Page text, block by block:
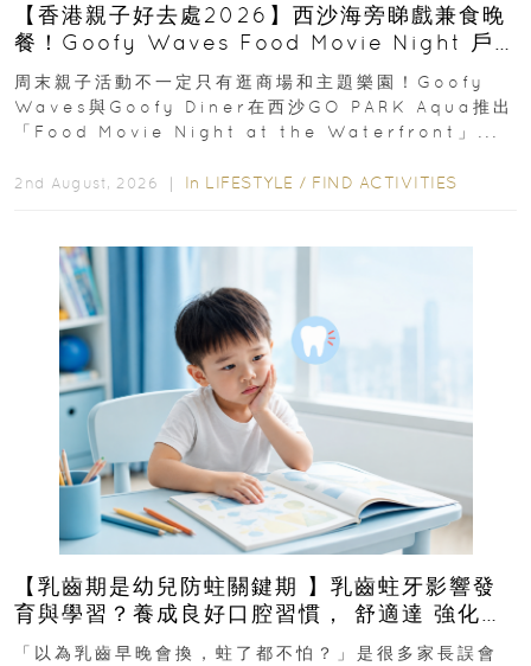
【香港親子好去處2026】西沙海旁睇戲兼食晚
餐！Goofy Waves Food Movie Night 戶
外影院逢週末登場
周末親子活動不一定只有逛商場和主題樂園！Goofy
Waves與Goofy Diner在西沙GO PARK Aqua推出
「Food Movie Night at the Waterfront」...
2nd August, 2026 ｜ In LIFESTYLE / FIND ACTIVITIES
【乳齒期是幼兒防蛀關鍵期 】乳齒蛀牙影響發
育與學習？養成良好口腔習慣， 舒適達 強化琺
瑯質 兒童牙膏防護指南
「以為乳齒早晚會換，蛀了都不怕？」是很多家長誤會